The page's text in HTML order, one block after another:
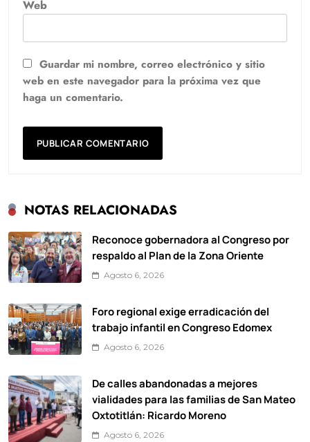
Web
Guardar mi nombre, correo electrónico y sitio
web en este navegador para la próxima vez que
haga un comentario.
NOTAS RELACIONADAS
Reconoce gobernadora al Congreso por
respaldo al Plan de la Zona Oriente
Agosto 6, 2026
Foro regional exige erradicación del
trabajo infantil en Congreso Edomex
Agosto 6, 2026
De calles abandonadas a mejores
vialidades para las familias de San Mateo
Oxtotitlán: Ricardo Moreno
Agosto 6, 2026